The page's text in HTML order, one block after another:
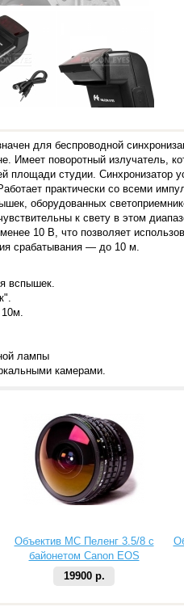
для беспроводной
Имеет поворотный излучатель,
площади студии. Синхронизатор
практически со всеми
оборудованных
к свету в этом
менее 10 В, что позволяет
срабатывания — до 10 м.
вспышек.
10м.
лампы
камерами.
Объектив МС Пеленг 3.5/8 с
байонетом Canon EOS
19900 р.